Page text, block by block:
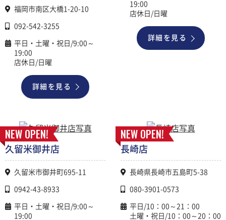
福岡市南区大橋1-20-10
092-542-3255
平日・土曜・祝日/9:00～
19:00
店休日/日曜
詳細を見る
19:00
店休日/日曜
詳細を見る
NEW OPEN!
久留米御井店
久留米市御井町695-11
0942-43-8933
平日・土曜・祝日/9:00～
19:00
NEW OPEN!
長崎店
長崎県長崎市五島町5-38
080-3901-0573
平日/10：00～21：00
土曜・祝日/10：00～20：00